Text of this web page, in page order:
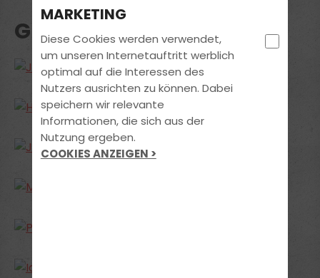
GLÜCKWUNSCH!
MARKETING
Diese Cookies werden verwendet,
um unseren Internetauftritt werblich
optimal auf die Interessen des
Nutzers ausrichten zu können. Dabei
speichern wir relevante
Informationen, die sich aus der
Nutzung ergeben.
COOKIES ANZEIGEN >